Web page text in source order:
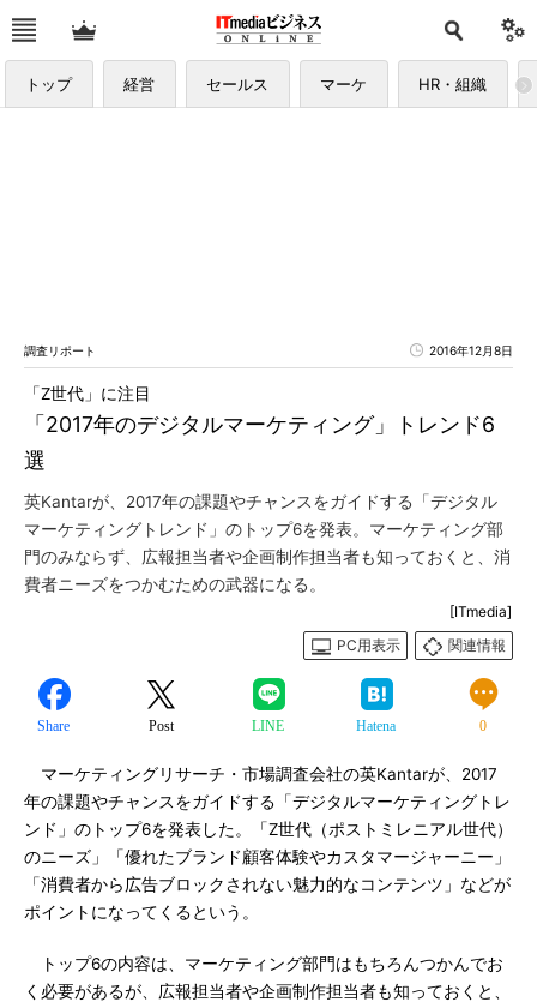
トップ 経営 セールス マーケ HR・組織
調査リポート 2016年12月8日
「2017年のデジタルマーケティング」トレンド6
選
「Z世代」に注目
英Kantarが、2017年の課題やチャンスをガイドする「デジタル
マーケティングトレンド」のトップ6を発表。マーケティング部
門のみならず、広報担当者や企画制作担当者も知っておくと、消
費者ニーズをつかむための武器になる。
[ITmedia]
PC用表示
関連情報
Share Post LINE Hatena 0
マーケティングリサーチ・市場調査会社の英Kantarが、2017
年の課題やチャンスをガイドする「デジタルマーケティングトレ
ンド」のトップ6を発表した。「Z世代（ポストミレニアル世代）
のニーズ」「優れたブランド顧客体験やカスタマージャーニー」
「消費者から広告ブロックされない魅力的なコンテンツ」などが
ポイントになってくるという。
トップ6の内容は、マーケティング部門はもちろんつかんでお
く必要があるが、広報担当者や企画制作担当者も知っておくと、